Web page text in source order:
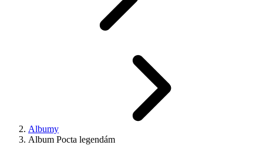
Albumy
Album Pocta legendám